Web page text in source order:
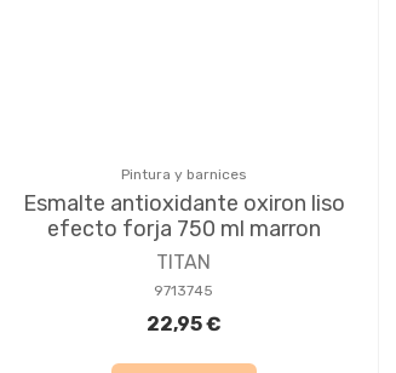
Pintura y barnices
Esmalte antioxidante oxiron liso
efecto forja 750 ml marron
TITAN
9713745
22,95 €